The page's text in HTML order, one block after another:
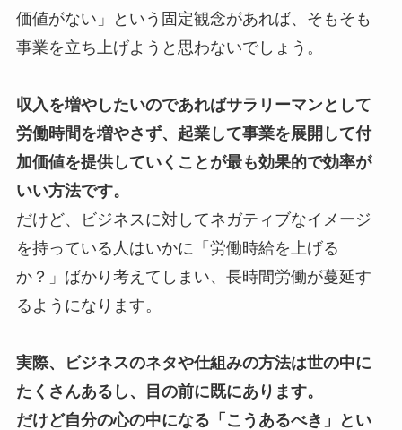
価値がない」という固定観念があれば、そもそも
事業を立ち上げようと思わないでしょう。
収入を増やしたいのであればサラリーマンとして
労働時間を増やさず、起業して事業を展開して付
加価値を提供していくことが最も効果的で効率が
いい方法です。
だけど、ビジネスに対してネガティブなイメージ
を持っている人はいかに「労働時給を上げる
か？」ばかり考えてしまい、長時間労働が蔓延す
るようになります。
実際、ビジネスのネタや仕組みの方法は世の中に
たくさんあるし、目の前に既にあります。
だけど自分の心の中になる「こうあるべき」とい